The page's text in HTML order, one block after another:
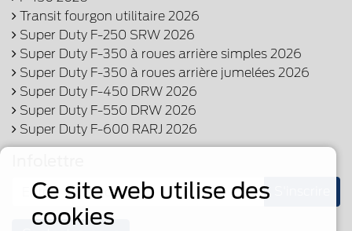
Transit fourgon utilitaire 2026
Super Duty F-250 SRW 2026
Super Duty F-350 à roues arrière simples 2026
Super Duty F-350 à roues arrière jumelées 2026
Super Duty F-450 DRW 2026
Super Duty F-550 DRW 2026
Super Duty F-600 RARJ 2026
Ce site web utilise des
cookies